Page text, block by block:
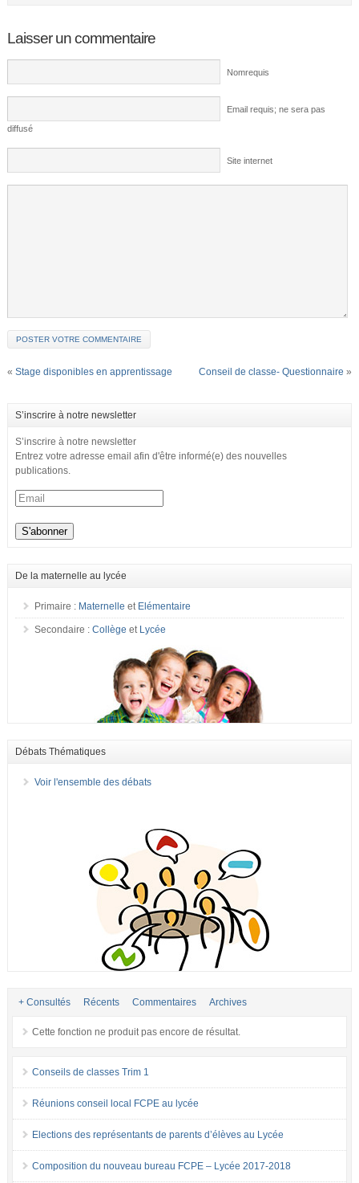
Laisser un commentaire
Nomrequis
Email requis; ne sera pas
diffusé
Site internet
« Stage disponibles en apprentissage Conseil de classe- Questionnaire »
S’inscrire à notre newsletter
S’inscrire à notre newsletter
Entrez votre adresse email afin d'être informé(e) des nouvelles
publications.
De la maternelle au lycée
Primaire : Maternelle et Elémentaire
Secondaire : Collège et Lycée
Débats Thématiques
Voir l'ensemble des débats
+ Consultés Récents Commentaires Archives
Cette fonction ne produit pas encore de résultat.
Conseils de classes Trim 1
Réunions conseil local FCPE au lycée
Elections des représentants de parents d’élèves au Lycée
Composition du nouveau bureau FCPE – Lycée 2017-2018